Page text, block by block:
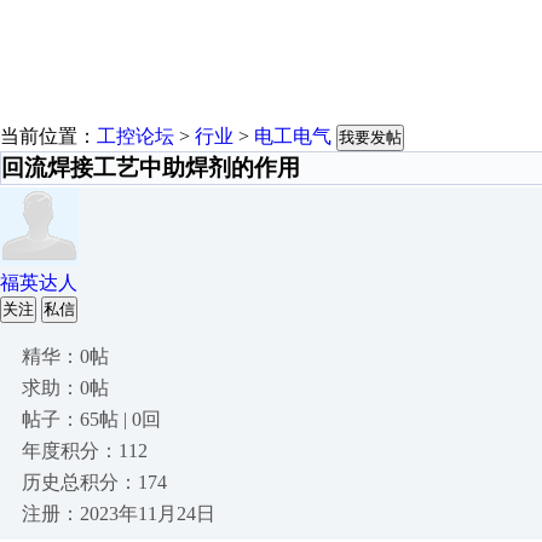
当前位置： 工控论坛 > 行业 > 电工电气 我要发帖
回流焊接工艺中助焊剂的作用
福英达人
关注 私信
精华：0帖
求助：0帖
帖子：65帖 | 0回
年度积分：112
历史总积分：174
注册：2023年11月24日